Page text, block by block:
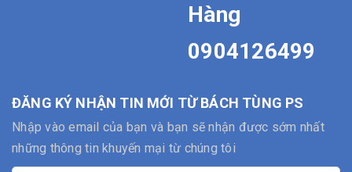
Hàng
0904126499
ĐĂNG KÝ NHẬN TIN MỚI TỪ BÁCH TÙNG PS
Nhập vào email của bạn và bạn sẽ nhận được sớm nhất
những thông tin khuyến mại từ chúng tôi